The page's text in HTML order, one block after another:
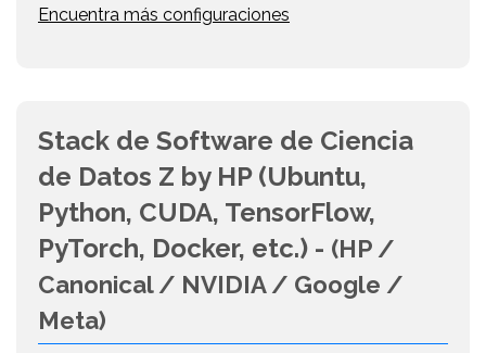
Encuentra más configuraciones
Stack de Software de Ciencia
de Datos Z by HP (Ubuntu,
Python, CUDA, TensorFlow,
PyTorch, Docker, etc.) - (HP /
Canonical / NVIDIA / Google /
Meta)